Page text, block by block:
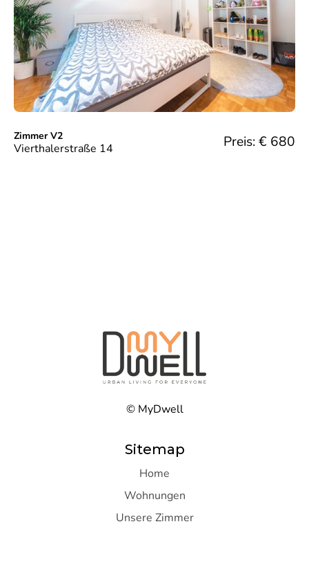
Zimmer V2
Vierthalerstraße 14 Preis: € 680
© MyDwell
Sitemap
Home
Wohnungen
Unsere Zimmer